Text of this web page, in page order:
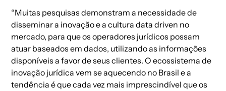
“Muitas pesquisas demonstram a necessidade de
disseminar a inovação e a cultura data driven no
mercado, para que os operadores jurídicos possam
atuar baseados em dados, utilizando as informações
disponíveis a favor de seus clientes. O ecossistema de
inovação jurídica vem se aquecendo no Brasil e a
tendência é que cada vez mais imprescindível que os